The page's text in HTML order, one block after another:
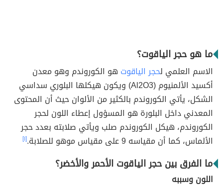
ما هو حجر الياقوت؟
الاسم العلمي لحجر الياقوت هو الكوروندم وهو معدن
أكسيد الألمنيوم (Al2O3) ويكون هيكلها البلوري سداسي
الشكل، يأتي الكوروندم بالكثير من الألوان حيث أن المحتوى
المعدني داخل البلورة هو المسؤول إعطاء اللون لحجر
الكوروندم، هيكل الكوروندم صلب ويأتي صلابته بعدد حجر
الألماس، كما أن مقياسه 9 على مقياس موهو للصلابة.
[١]
ما الفرق بين حجر الياقوت الأحمر والأخضر؟
اللون وسببه